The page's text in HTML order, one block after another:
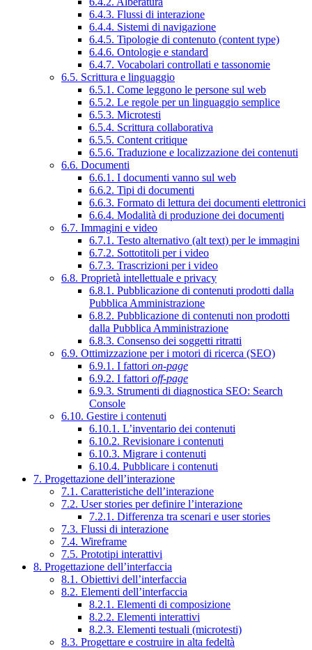
6.4.3. Flussi di interazione
6.4.4. Sistemi di navigazione
6.4.5. Tipologie di contenuto (content type)
6.4.6. Ontologie e standard
6.4.7. Vocabolari controllati e tassonomie
6.5. Scrittura e linguaggio
6.5.1. Come leggono le persone sul web
6.5.2. Le regole per un linguaggio semplice
6.5.3. Microtesti
6.5.4. Scrittura collaborativa
6.5.5. Content critique
6.5.6. Traduzione e localizzazione dei contenuti
6.6. Documenti
6.6.1. I documenti vanno sul web
6.6.2. Tipi di documenti
6.6.3. Formato di lettura dei documenti elettronici
6.6.4. Modalità di produzione dei documenti
6.7. Immagini e video
6.7.1. Testo alternativo (alt text) per le immagini
6.7.2. Sottotitoli per i video
6.7.3. Trascrizioni per i video
6.8. Proprietà intellettuale e privacy
6.8.1. Pubblicazione di contenuti prodotti dalla
Pubblica Amministrazione
6.8.2. Pubblicazione di contenuti non prodotti
dalla Pubblica Amministrazione
6.8.3. Consenso dei soggetti ritratti
6.9. Ottimizzazione per i motori di ricerca (SEO)
6.9.1. I fattori on-page
6.9.2. I fattori off-page
6.9.3. Strumenti di diagnostica SEO: Search
Console
6.10. Gestire i contenuti
6.10.1. L’inventario dei contenuti
6.10.2. Revisionare i contenuti
6.10.3. Migrare i contenuti
6.10.4. Pubblicare i contenuti
7. Progettazione dell’interazione
7.1. Caratteristiche dell’interazione
7.2. User stories per definire l’interazione
7.2.1. Differenza tra scenari e user stories
7.3. Flussi di interazione
7.4. Wireframe
7.5. Prototipi interattivi
8. Progettazione dell’interfaccia
8.1. Obiettivi dell’interfaccia
8.2. Elementi dell’interfaccia
8.2.1. Elementi di composizione
8.2.2. Elementi interattivi
8.2.3. Elementi testuali (microtesti)
8.3. Progettare e costruire in alta fedeltà